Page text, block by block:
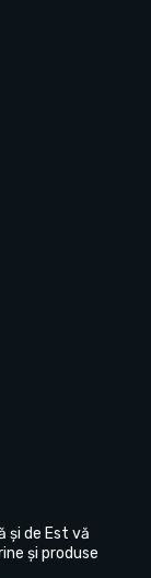
și de Est vă
și produse